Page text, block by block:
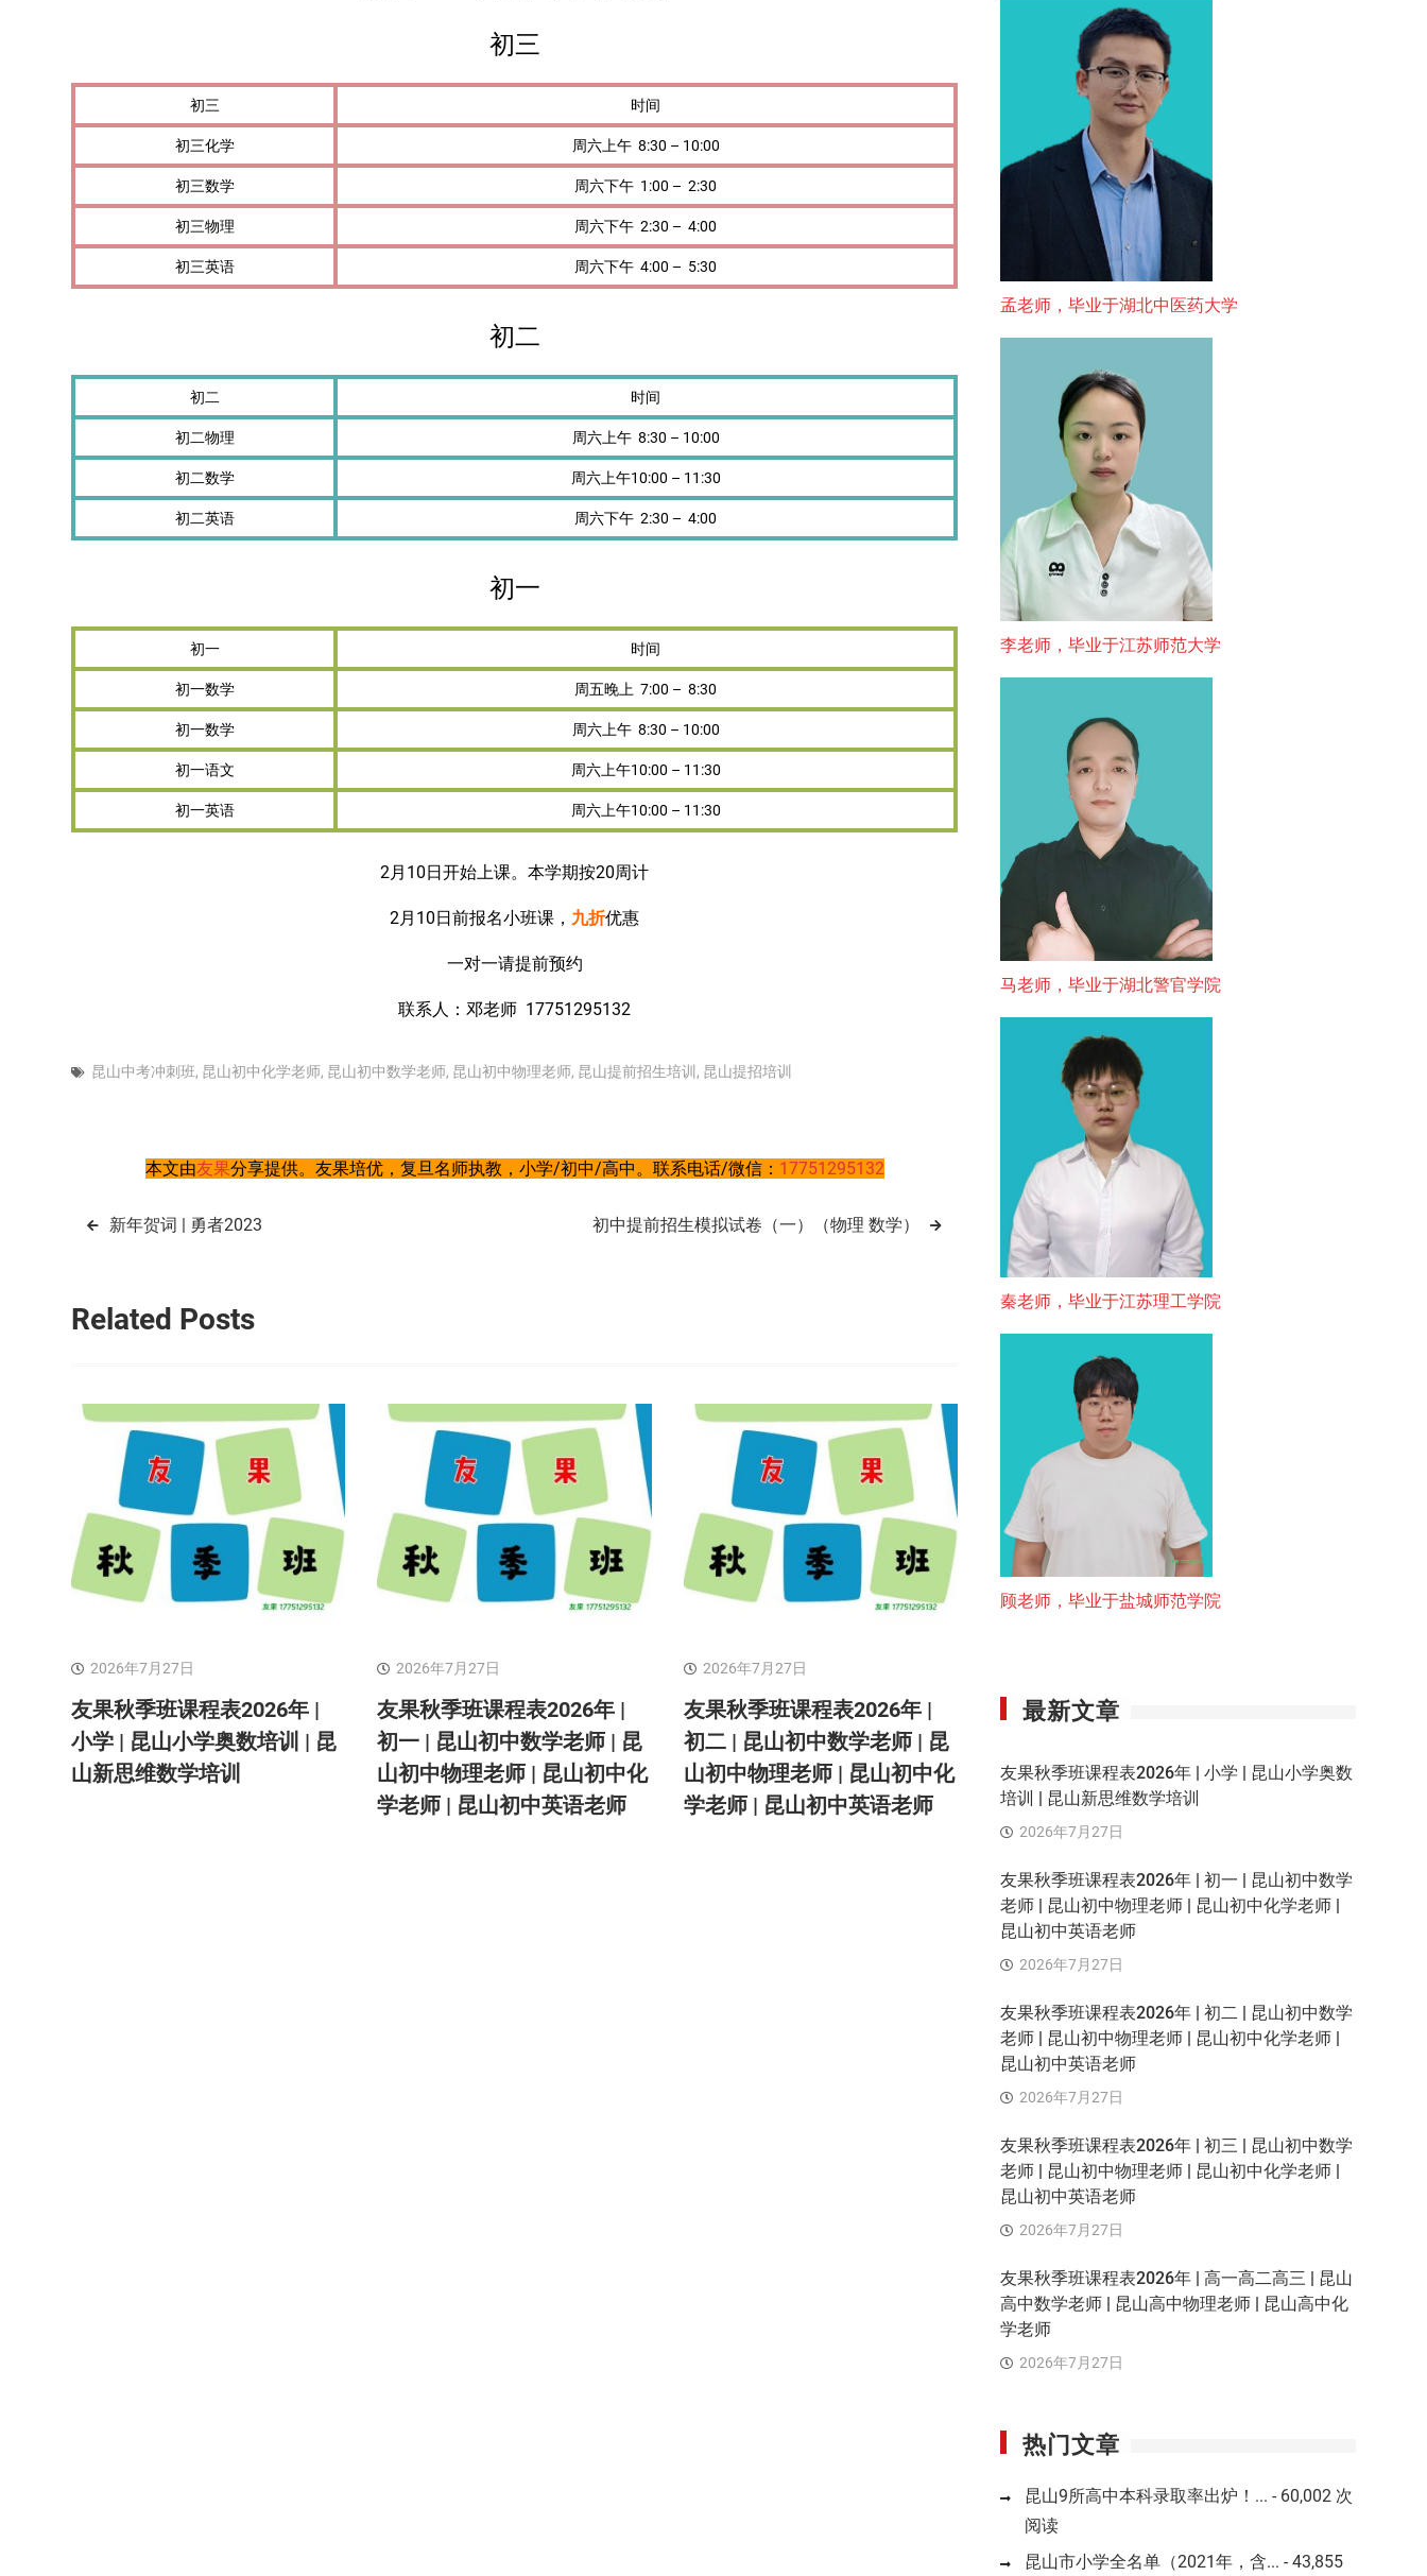
初三
初三 时间
初三化学 周六上午 8:30 – 10:00
初三数学 周六下午 1:00 – 2:30
初三物理 周六下午 2:30 – 4:00
初三英语 周六下午 4:00 – 5:30
初二
初二 时间
初二物理 周六上午 8:30 – 10:00
初二数学 周六上午10:00 – 11:30
初二英语 周六下午 2:30 – 4:00
初一
初一 时间
初一数学 周五晚上 7:00 – 8:30
初一数学 周六上午 8:30 – 10:00
初一语文 周六上午10:00 – 11:30
初一英语 周六上午10:00 – 11:30
2月10日开始上课。本学期按20周计
2月10日前报名小班课， 九折优惠
一对一请提前预约
联系人：邓老师 17751295132
昆山中考冲刺班, 昆山初中化学老师, 昆山初中数学老师, 昆山初中物理老师, 昆山提前招生培训 , 昆山提招培训
本文由友果分享提供。友果培优，复旦名师执教，小学/初中/高中。联系电话/微信： 17751295132
文
导
新年贺词 | 勇者2023 初中提前招生模拟试卷（一）（物理 数学）
Related Posts
2026年7月27日
友果秋季班课程表2026年 |
小学 | 昆山小学奥数培训 | 昆
山新思维数学培训
2026年7月27日
友果秋季班课程表2026年 |
初一 | 昆山初中数学老师 | 昆
山初中物理老师 | 昆山初中化
学老师 | 昆山初中英语老师
2026年7月27日
友果秋季班课程表2026年 |
初二 | 昆山初中数学老师 | 昆
山初中物理老师 | 昆山初中化
学老师 | 昆山初中英语老师
孟老师，毕业于湖北中医药大学
李老师，毕业于江苏师范大学
马老师，毕业于湖北警官学院
秦老师，毕业于江苏理工学院
顾老师，毕业于盐城师范学院
最新文章
友果秋季班课程表2026年 | 小学 | 昆山小学奥数
培训 | 昆山新思维数学培训
2026年7月27日
友果秋季班课程表2026年 | 初一 | 昆山初中数学
老师 | 昆山初中物理老师 | 昆山初中化学老师 |
昆山初中英语老师
2026年7月27日
友果秋季班课程表2026年 | 初二 | 昆山初中数学
老师 | 昆山初中物理老师 | 昆山初中化学老师 |
昆山初中英语老师
2026年7月27日
友果秋季班课程表2026年 | 初三 | 昆山初中数学
老师 | 昆山初中物理老师 | 昆山初中化学老师 |
昆山初中英语老师
2026年7月27日
友果秋季班课程表2026年 | 高一高二高三 | 昆山
高中数学老师 | 昆山高中物理老师 | 昆山高中化
学老师
2026年7月27日
热门文章
昆山9所高中本科录取率出炉！... - 60,002 次
阅读
昆山市小学全名单（2021年，含... - 43,855